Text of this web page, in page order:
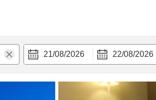
21/08/2026 22/08/2026
bật Tiện nghi